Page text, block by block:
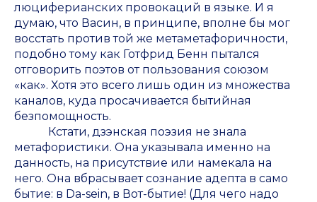
люциферианских провокаций в языке. И я
думаю, что Васин, в принципе, вполне бы мог
восстать против той же метаметафоричности,
подобно тому как Готфрид Бенн пытался
отговорить поэтов от пользования союзом
«как». Хотя это всего лишь один из множества
каналов, куда просачивается бытийная
безпомощность.
Кстати, дзэнская поэзия не знала
метафористики. Она указывала именно на
данность, на присутствие или намекала на
него. Она вбрасывает сознание адепта в само
бытие: в Da-sein, в Вот-бытие! (Для чего надо